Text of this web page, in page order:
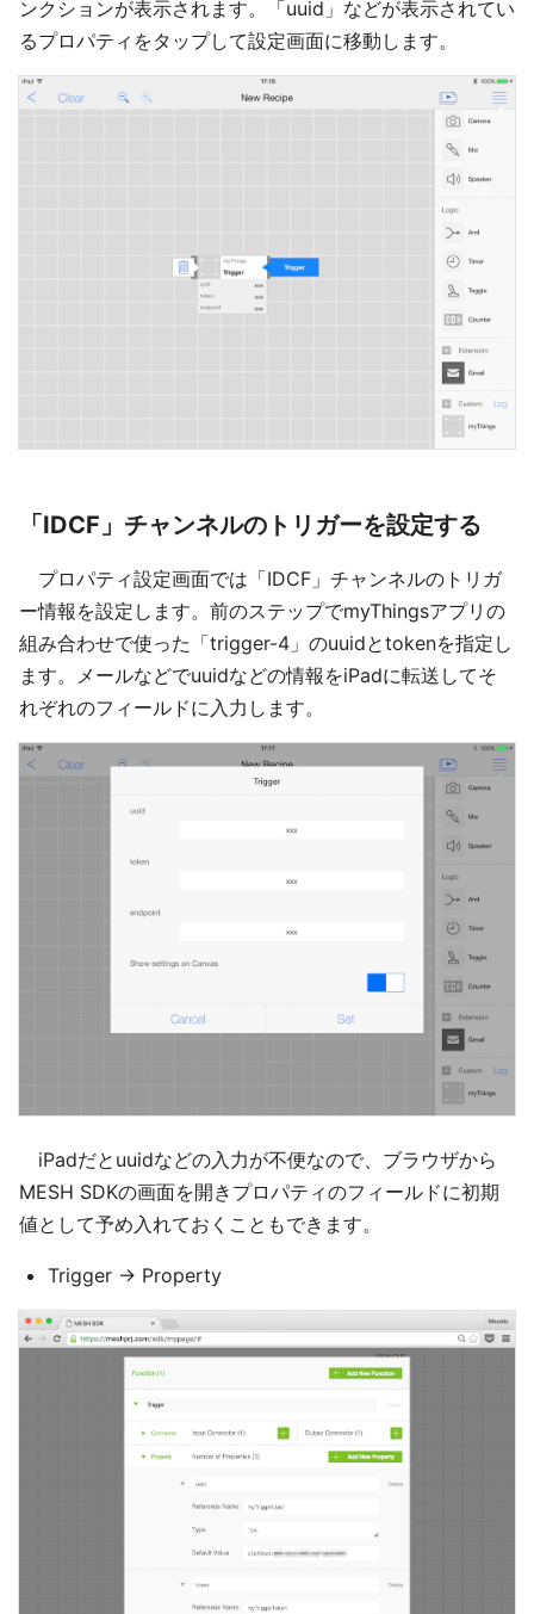
ンクションが表示されます。「uuid」などが表示されてい
るプロパティをタップして設定画面に移動します。
「IDCF」チャンネルのトリガーを設定する
プロパティ設定画面では「IDCF」チャンネルのトリガ
ー情報を設定します。前のステップでmyThingsアプリの
組み合わせで使った「trigger-4」のuuidとtokenを指定し
ます。メールなどでuuidなどの情報をiPadに転送してそ
れぞれのフィールドに入力します。
iPadだとuuidなどの入力が不便なので、ブラウザから
MESH SDKの画面を開きプロパティのフィールドに初期
値として予め入れておくこともできます。
Trigger -> Property